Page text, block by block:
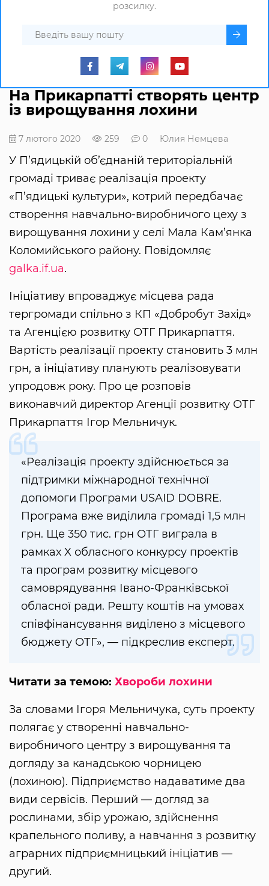
розсилку.
На Прикарпатті створять центр
із вирощування лохини
7 лютого 2020 259 0 Юлия Немцева
У П’ядицькій об’єднаній територіальній
громаді триває реалізація проекту
«П’ядицькі культури», котрий передбачає
створення навчально-виробничого цеху з
вирощування лохини у селі Мала Кам’янка
Коломийського району. Повідомляє
galka.if.ua.
Ініціативу впроваджує місцева рада
тергромади спільно з КП «Добробут Захід»
та Агенцією розвитку ОТГ Прикарпаття.
Вартість реалізації проекту становить 3 млн
грн, а ініціативу планують реалізовувати
упродовж року. Про це розповів
виконавчий директор Агенції розвитку ОТГ
Прикарпаття Ігор Мельничук.
«Реалізація проекту здійснюється за
підтримки міжнародної технічної
допомоги Програми USAID DOBRE.
Програма вже виділила громаді 1,5 млн
грн. Ще 350 тис. грн ОТГ виграла в
рамках X обласного конкурсу проектів
та програм розвитку місцевого
самоврядування Івано-Франківської
обласної ради. Решту коштів на умовах
співфінансування виділено з місцевого
бюджету ОТГ», — підкреслив експерт.
Читати за темою: Хвороби лохини
За словами Ігоря Мельничука, суть проекту
полягає у створенні навчально-
виробничого центру з вирощування та
догляду за канадською чорницею
(лохиною). Підприємство надаватиме два
види сервісів. Перший — догляд за
рослинами, збір урожаю, здійснення
крапельного поливу, а навчання з розвитку
аграрних підприємницький ініціатив —
другий.